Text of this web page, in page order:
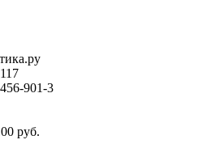
901-3
руб.